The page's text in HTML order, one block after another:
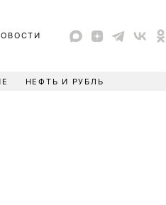
НЕФТЬ И РУБЛЬ